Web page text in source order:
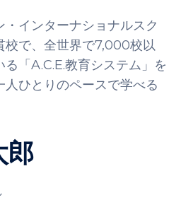
・インターナショナルスク
校で、全世界で7,000校以
「A.C.E.教育システム」を
ひとりのペースで学べる
郎